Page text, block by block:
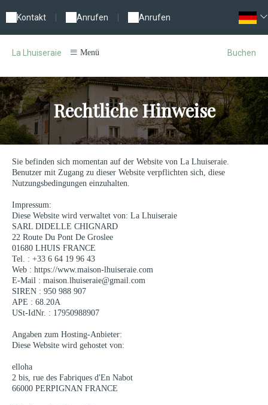
Kontakt Anrufen Anrufen
La Lhuiseraie Menü Buchen
Rechtliche Hinweise
Sie befinden sich momentan auf der Website von La Lhuiseraie.
Benutzer mit Zugang zu dieser Website verpflichten sich, diese
Nutzungsbedingungen einzuhalten.
Impressum:
Diese Website wird verwaltet von: La Lhuiseraie
SARL DIDELLE CHIGNARD
22 Route Du Pont De Groslee
01680 LHUIS FRANCE
Tel. : +33 6 64 19 96 43
Web : https://www.maison-lhuiseraie.com
E-Mail : maison.lhuiseraie@gmail.com
SIREN : 950 988 907
APE : 68.20A
USt-IdNr. : 17950988907
Angaben zum Hosting-Anbieter:
Diese Website wird gehostet von:
elloha
2 bis, rue des Fabriques d'En Nabot
66000 PERPIGNAN FRANCE